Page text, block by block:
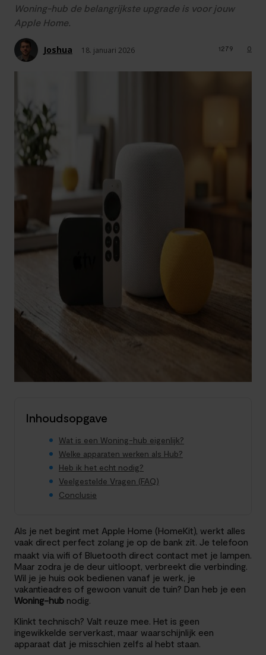
Woning-hub de belangrijkste upgrade is voor jouw
Apple Home.
Joshua 18. januari 2026 0
1279
Inhoudsopgave
Wat is een Woning-hub eigenlijk?
Welke apparaten werken als Hub?
Heb ik het echt nodig?
Veelgestelde Vragen (FAQ)
Conclusie
Als je net begint met Apple Home (HomeKit), werkt alles
vaak direct perfect zolang je op de bank zit. Je telefoon
maakt via wifi of Bluetooth direct contact met je lampen.
Maar zodra je de deur uitloopt, verbreekt die verbinding.
Wil je je huis ook bedienen vanaf je werk, je
vakantieadres of gewoon vanuit de tuin? Dan heb je een
Woning-hub nodig.
Klinkt technisch? Valt reuze mee. Het is geen
ingewikkelde serverkast, maar waarschijnlijk een
apparaat dat je misschien zelfs al hebt staan.